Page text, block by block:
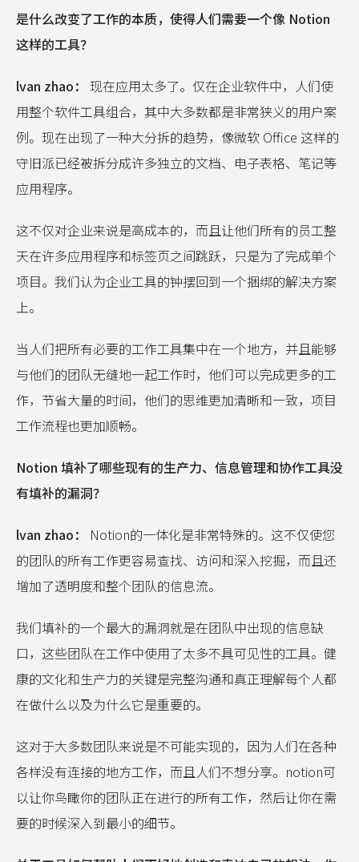
是什么改变了工作的本质，使得人们需要一个像 Notion
这样的工具？
lvan zhao：
现在应用太多了。仅在企业软件中，人们使
用整个软件工具组合，其中大多数都是非常狭义的用户案
例。现在出现了一种大分拆的趋势，像微软 Office 这样的
守旧派已经被拆分成许多独立的文档、电子表格、笔记等
应用程序。
这不仅对企业来说是高成本的，而且让他们所有的员工整
天在许多应用程序和标签页之间跳跃，只是为了完成单个
项目。我们认为企业工具的钟摆回到一个捆绑的解决方案
上。
当人们把所有必要的工作工具集中在一个地方，并且能够
与他们的团队无缝地一起工作时，他们可以完成更多的工
作，节省大量的时间，他们的思维更加清晰和一致，项目
工作流程也更加顺畅。
Notion 填补了哪些现有的生产力、信息管理和协作工具没
有填补的漏洞？
lvan zhao：
Notion的一体化是非常特殊的。这不仅使您
的团队的所有工作更容易查找、访问和深入挖掘，而且还
增加了透明度和整个团队的信息流。
我们填补的一个最大的漏洞就是在团队中出现的信息缺
口，这些团队在工作中使用了太多不具可见性的工具。健
康的文化和生产力的关键是完整沟通和真正理解每个人都
在做什么以及为什么它是重要的。
这对于大多数团队来说是不可能实现的，因为人们在各种
各样没有连接的地方工作，而且人们不想分享。notion可
以让你鸟瞰你的团队正在进行的所有工作，然后让你在需
要的时候深入到最小的细节。